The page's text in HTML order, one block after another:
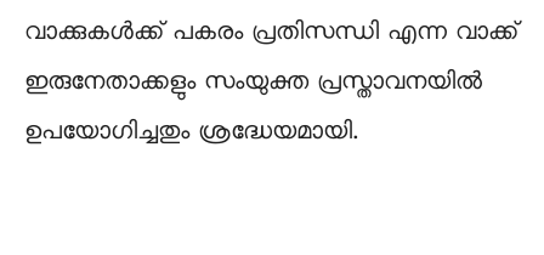
വാക്കുകൾക്ക് പകരം പ്രതിസന്ധി എന്ന വാക്ക്
ഇരുനേതാക്കളും സംയുക്ത പ്രസ്താവനയിൽ
ഉപയോഗിച്ചതും ശ്രദ്ധേയമായി.